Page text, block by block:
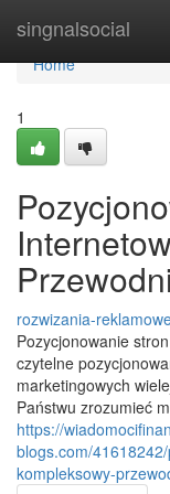
singnalsocial
Home
Home
1
rozwizania-
Pozycjonowanie
czytelne
marketingowych
Państwu zrozumieć
https://
blogs.com/
kompleksowy-